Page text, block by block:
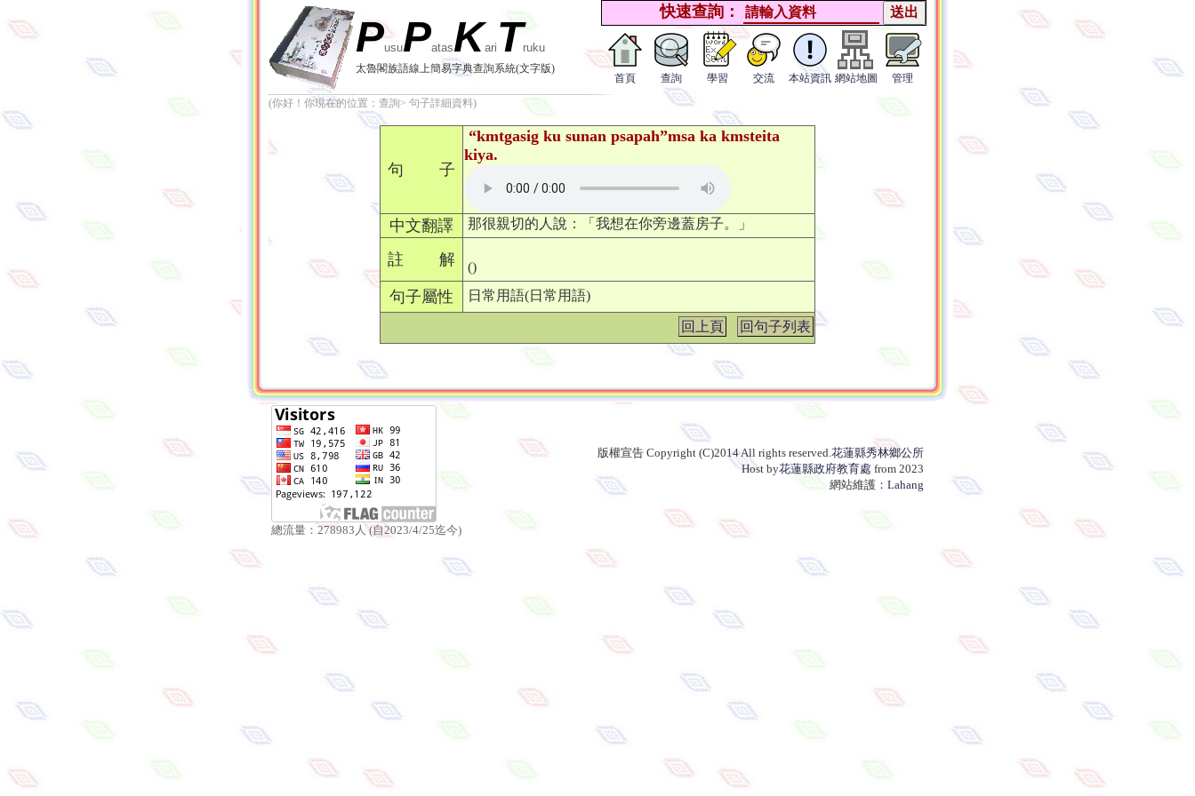
PusuPatasKari Truku
太魯閣族語線上簡易字典查詢系統(文字版)
快速查詢：
首頁 查詢 學習 交流 本站資訊 網站地圖
管理
(你好！你現在的位置：查詢> 句子詳細資料)
句 子
“kmtgasig ku sunan psapah”msa ka kmsteita
kiya.
中文翻譯 那很親切的人說：「我想在你旁邊蓋房子。」
註 解 ()
句子屬性 日常用語(日常用語)
回上頁 回句子列表
總流量：278983人 (自2023/4/25迄今)
版權宣告 Copyright (C)2014 All rights reserved.花蓮縣秀林鄉公所
Host by花蓮縣政府教育處 from 2023
網站維護： Lahang